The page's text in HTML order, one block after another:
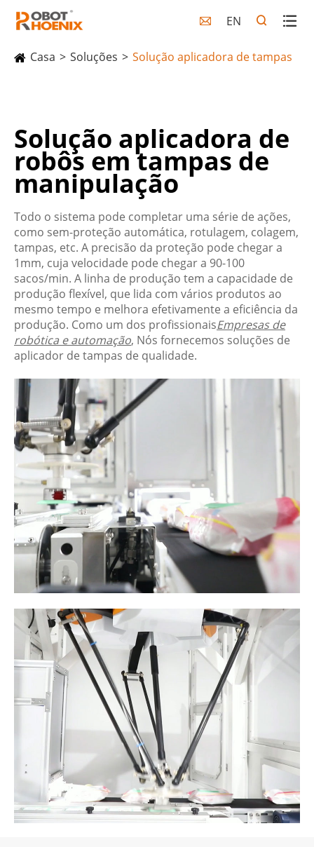
 EN
Casa Soluções Solução aplicadora de tampas
Solução aplicadora de
robôs em tampas de
manipulação
Todo o sistema pode completar uma série de ações,
como sem-proteção automática, rotulagem, colagem,
tampas, etc. A precisão da proteção pode chegar a
1mm, cuja velocidade pode chegar a 90-100
sacos/min. A linha de produção tem a capacidade de
produção flexível, que lida com vários produtos ao
mesmo tempo e melhora efetivamente a eficiência da
produção. Como um dos profissionaisEmpresas de
robótica e automação, Nós fornecemos soluções de
aplicador de tampas de qualidade.